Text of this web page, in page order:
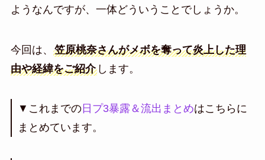
ようなんですが、一体どういうことでしょうか。
今回は、 笠原桃奈さんがメボを奪って炎上した理
由や経緯をご紹介します。
▼これまでの日プ3暴露＆流出まとめはこちらに
まとめています。